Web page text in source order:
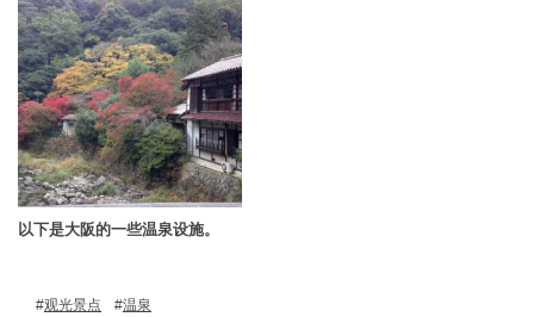
以下是大阪的一些温泉设施。
观光景点 温泉